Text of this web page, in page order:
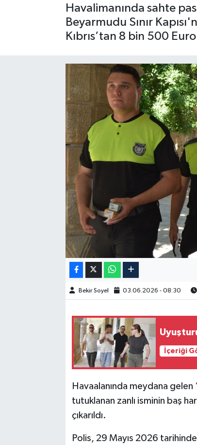
Havalimanında sahte
Beyarmudu Sınır
Kıbrıs’tan 8 bin 500
Bekir Soyel 03.06.2026 - 08:30
İçeriği
Havaalanında meydana gelen
tutuklanan zanlı isminin baş
çıkarıldı.
Polis, 29 Mayıs 2026